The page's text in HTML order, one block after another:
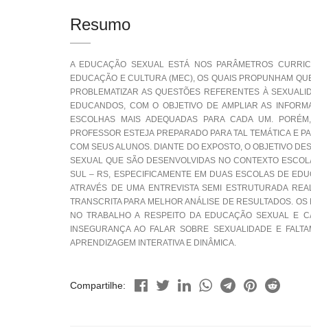
Resumo
A EDUCAÇÃO SEXUAL ESTÁ NOS PARÂMETROS
EDUCAÇÃO E CULTURA (MEC), OS QUAIS PROPUNHAM
PROBLEMATIZAR AS QUESTÕES REFERENTES À
EDUCANDOS, COM O OBJETIVO DE AMPLIAR AS
ESCOLHAS MAIS ADEQUADAS PARA CADA UM.
PROFESSOR ESTEJA PREPARADO PARA TAL TEMÁTICA E
COM SEUS ALUNOS. DIANTE DO EXPOSTO, O OBJETIVO
SEXUAL QUE SÃO DESENVOLVIDAS NO CONTEXTO
SUL – RS, ESPECIFICAMENTE EM DUAS ESCOLAS DE
ATRAVÉS DE UMA ENTREVISTA SEMI ESTRUTURADA
TRANSCRITA PARA MELHOR ANÁLISE DE RESULTADOS.
NO TRABALHO A RESPEITO DA EDUCAÇÃO SEXUAL E
INSEGURANÇA AO FALAR SOBRE SEXUALIDADE E
APRENDIZAGEM INTERATIVA E DINÂMICA.
Compartilhe: